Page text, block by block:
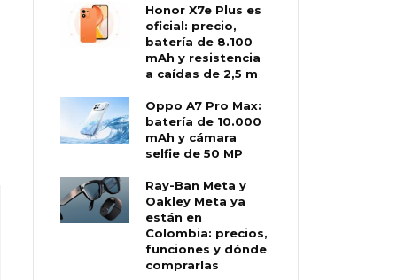
Honor X7e Plus es
oficial: precio,
batería de 8.100
mAh y resistencia
a caídas de 2,5 m
Oppo A7 Pro Max:
batería de 10.000
mAh y cámara
selfie de 50 MP
Ray-Ban Meta y
Oakley Meta ya
están en
Colombia: precios,
funciones y dónde
comprarlas